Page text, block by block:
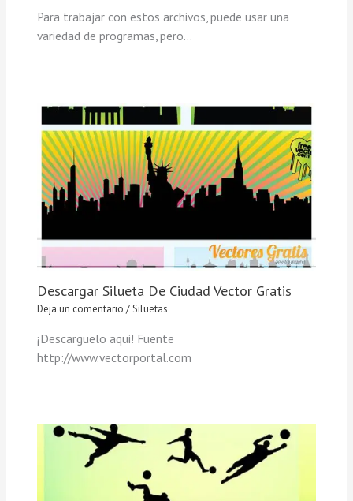
Para trabajar con estos archivos, puede usar una
variedad de programas, pero…
Descargar Silueta De Ciudad Vector Gratis
Deja un comentario /Siluetas
¡Descarguelo aqui! Fuente
http://www.vectorportal.com